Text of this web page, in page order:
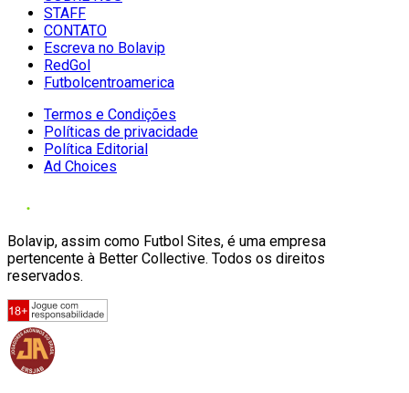
STAFF
CONTATO
Escreva no Bolavip
RedGol
Futbolcentroamerica
Termos e Condições
Políticas de privacidade
Política Editorial
Ad Choices
Bolavip, assim como Futbol Sites, é uma empresa
pertencente à Better Collective. Todos os direitos
reservados.